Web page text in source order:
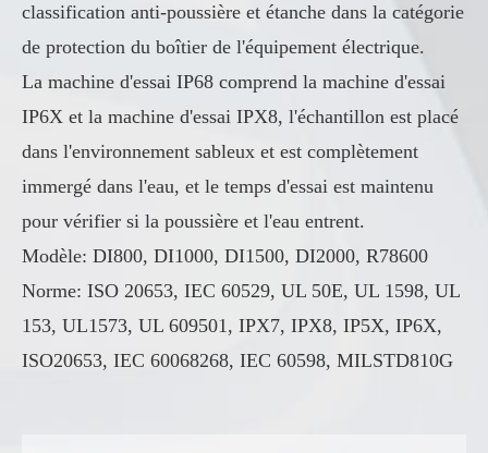
classification anti-poussière et étanche dans la catégorie
de protection du boîtier de l'équipement électrique.
La machine d'essai IP68 comprend la machine d'essai
IP6X et la machine d'essai IPX8, l'échantillon est placé
dans l'environnement sableux et est complètement
immergé dans l'eau, et le temps d'essai est maintenu
pour vérifier si la poussière et l'eau entrent.
Modèle: DI800, DI1000, DI1500, DI2000, R78600
Norme: ISO 20653, IEC 60529, UL 50E, UL 1598, UL
153, UL1573, UL 609501, IPX7, IPX8, IP5X, IP6X,
ISO20653, IEC 60068268, IEC 60598, MILSTD810G